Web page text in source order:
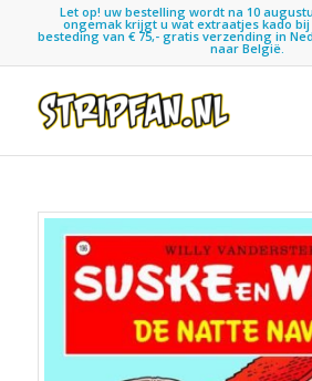
Let op! uw bestelling wordt na 10
ongemak krijgt u wat extraatjes kado
besteding van € 75,- gratis verzending in
naar België.